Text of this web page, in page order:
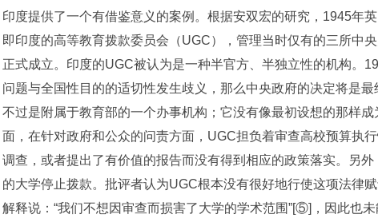
印度提供了一个有借鉴意义的案例。根据安双宏的研究，1945年
即印度的高等教育拨款委员会（UGC），管理当时仅有的三所中
正式成立。印度的UGC被认为是一种半官方、半独立性的机构。
问题与全国性目的的适切性发生歧义，那么中央政府的决定将是
不过是附属于教育部的一个办事机构；它没有像最初设想的那样
面，在针对政府和公众的问责方面，UGC担负着审查高校预算执
调查，或者提出了有价值的报告而没有得到相应的政策落实。另
的大学停止拨款。批评者认为UGC根本没有很好地行使这项法律
解释说：“我们不想因审查而损害了大学的学术范围”[⑤]，因此也未